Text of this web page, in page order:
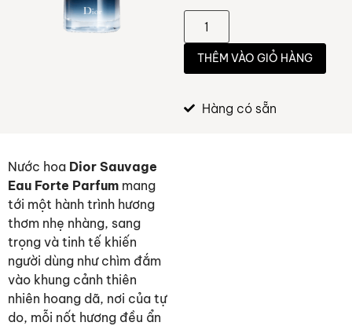
THÊM VÀO GIỎ HÀNG
Hàng có sẵn
Nước hoa Dior Sauvage
Eau Forte Parfum mang
tới một hành trình hương
thơm nhẹ nhàng, sang
trọng và tinh tế khiến
người dùng như chìm đắm
vào khung cảnh thiên
nhiên hoang dã, nơi của tự
do, mỗi nốt hương đều ẩn